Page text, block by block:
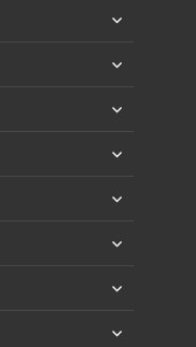
proširi
proširi
proširi
proširi
proširi
proširi
proširi
proširi